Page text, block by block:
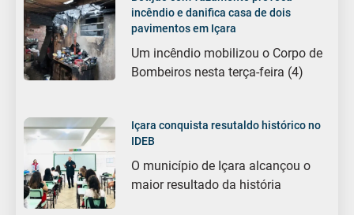
incêndio e danifica casa de dois
pavimentos em Içara
Um incêndio mobilizou o Corpo de
Bombeiros nesta terça-feira (4)
Içara conquista resutaldo histórico no
IDEB
O município de Içara alcançou o
maior resultado da história